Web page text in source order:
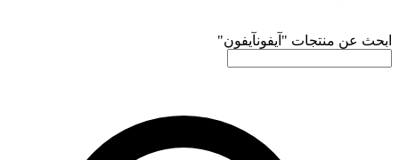
ابحث عن منتجات " آيفونآيفون"